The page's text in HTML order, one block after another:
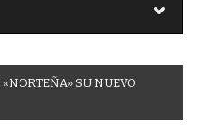
«NORTEÑA» SU NUEVO